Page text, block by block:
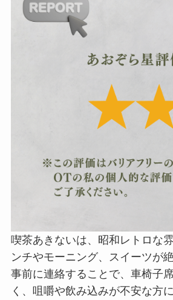
喫茶あきないは、昭和レトロな
ンチやモーニング、スイーツが
事前に連絡することで、車椅子
く、咀嚼や飲み込みが不安な方